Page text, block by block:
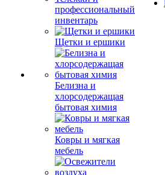
профессиональный
инвентарь
Щетки и ершики
Белизна и
хлорсодержащая
бытовая химия
Ковры и мягкая
мебель